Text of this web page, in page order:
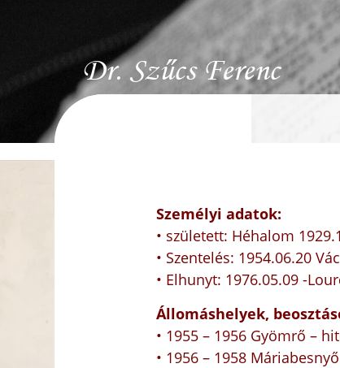
Dr. Szűcs Ferenc
Személyi adatok:
• született: Héhalom
• Szentelés: 1954.06.20
• Elhunyt: 1976.05.09 -
Állomáshelyek,
• 1955 – 1956 Gyömrő –
• 1956 – 1958